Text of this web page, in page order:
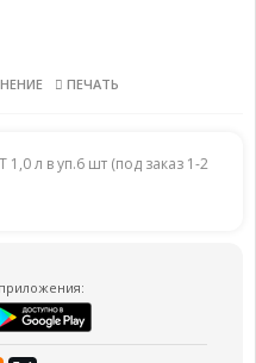
ПЕЧАТЬ
л в уп.6 шт (под заказ 1-2